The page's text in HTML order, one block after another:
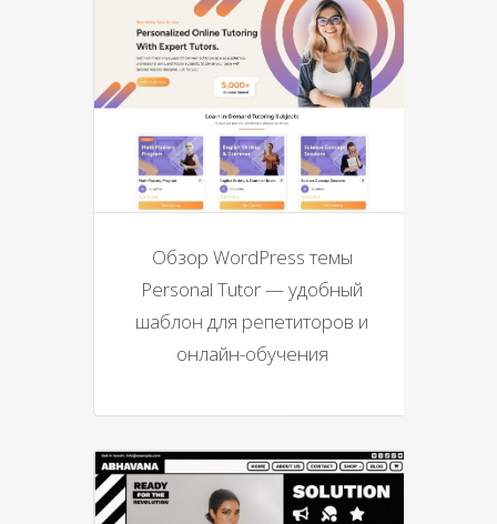
Обзор WordPress темы
Personal Tutor — удобный
шаблон для репетиторов и
онлайн-обучения